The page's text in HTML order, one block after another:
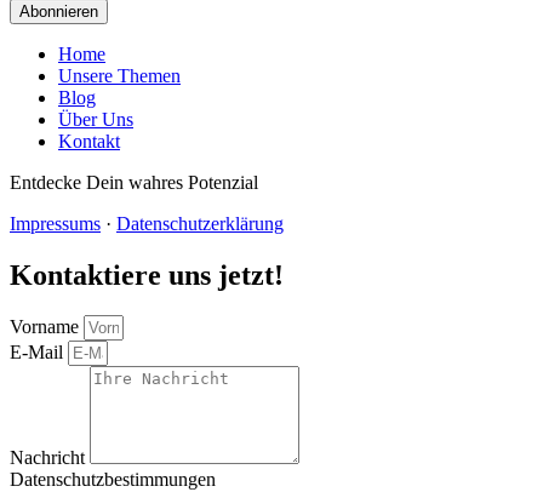
Abonnieren
Home
Unsere Themen
Blog
Über Uns
Kontakt
Entdecke Dein wahres Potenzial
Impressums · Datenschutzerklärung
Kontaktiere uns jetzt!
Vorname
E-Mail
Nachricht
Datenschutzbestimmungen